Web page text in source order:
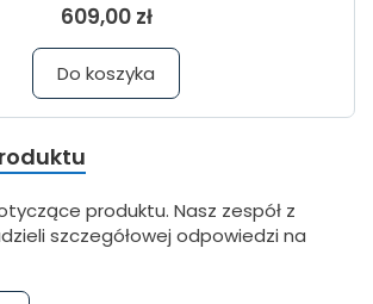
609,00 zł
Do koszyka
produktu. Nasz zespół z
szczegółowej odpowiedzi na